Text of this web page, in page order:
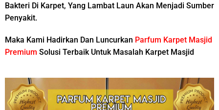
Bakteri Di Karpet, Yang Lambat Laun Akan Menjadi Sumber
Penyakit.
Maka Kami Hadirkan Dan Luncurkan Parfum Karpet Masjid
Premium Solusi Terbaik Untuk Masalah Karpet Masjid